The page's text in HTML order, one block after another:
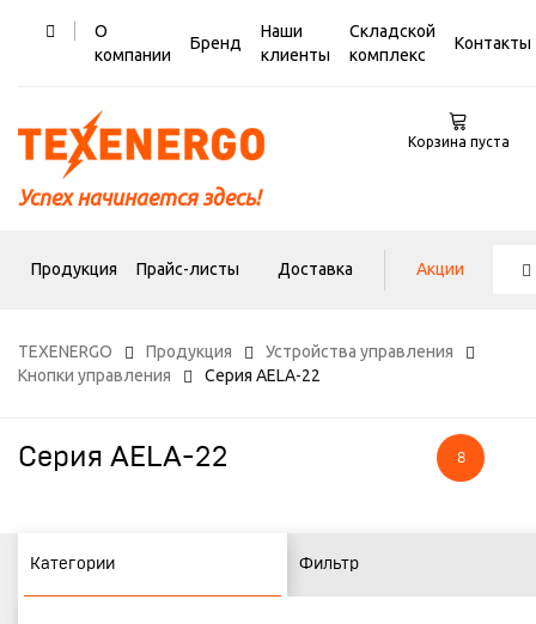
О
компании
Бренд
Наши
клиенты
Складской
комплекс
Контакты
Успех начинается здесь!
Корзина пуста
Продукция Прайс-листы Доставка Акции
TEXENERGO Продукция
Устройства управления
Кнопки управления
Серия AELA-22
Серия AELA-22 8
Категории Фильтр